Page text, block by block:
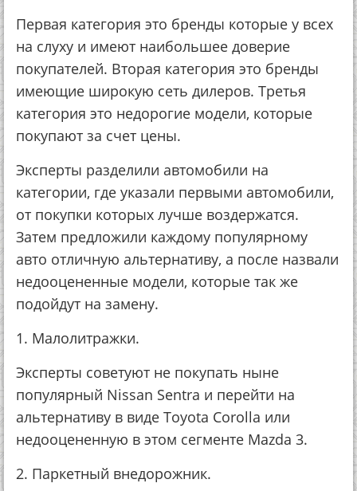
Первая категория это бренды которые у всех
на слуху и имеют наибольшее доверие
покупателей. Вторая категория это бренды
имеющие широкую сеть дилеров. Третья
категория это недорогие модели, которые
покупают за счет цены.
Эксперты разделили автомобили на
категории, где указали первыми автомобили,
от покупки которых лучше воздержатся.
Затем предложили каждому популярному
авто отличную альтернативу, а после назвали
недооцененные модели, которые так же
подойдут на замену.
1. Малолитражки.
Эксперты советуют не покупать ныне
популярный Nissan Sentra и перейти на
альтернативу в виде Toyota Corolla или
недооцененную в этом сегменте Mazda 3.
2. Паркетный внедорожник.